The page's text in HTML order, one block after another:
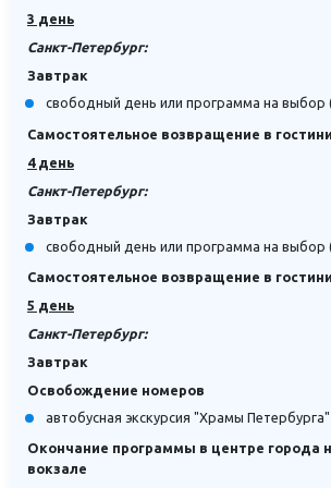
3 день
Санкт-Петербург:
Завтрак
свободный день или программа на выбор
Самостоятельное возвращение в
4 день
Санкт-Петербург:
Завтрак
свободный день или программа на выбор
Самостоятельное возвращение в
5 день
Санкт-Петербург:
Завтрак
Освобождение номеров
автобусная экскурсия "Храмы Петербурга"
Окончание программы в центре города
вокзале